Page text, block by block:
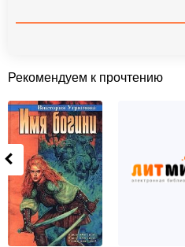
Рекомендуем к прочтению